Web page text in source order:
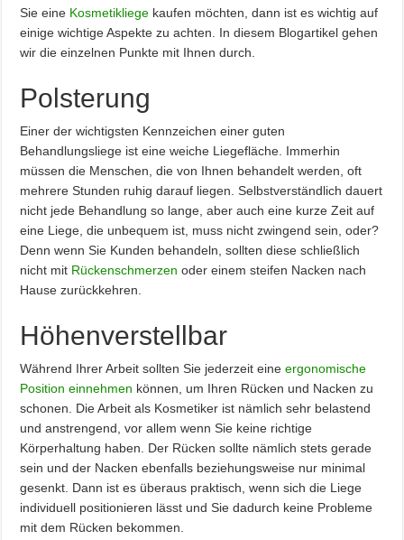
Sie eine Kosmetikliege kaufen möchten, dann ist es wichtig auf
einige wichtige Aspekte zu achten. In diesem Blogartikel gehen
wir die einzelnen Punkte mit Ihnen durch.
Polsterung
Einer der wichtigsten Kennzeichen einer guten
Behandlungsliege ist eine weiche Liegefläche. Immerhin
müssen die Menschen, die von Ihnen behandelt werden, oft
mehrere Stunden ruhig darauf liegen. Selbstverständlich dauert
nicht jede Behandlung so lange, aber auch eine kurze Zeit auf
eine Liege, die unbequem ist, muss nicht zwingend sein, oder?
Denn wenn Sie Kunden behandeln, sollten diese schließlich
nicht mit Rückenschmerzen oder einem steifen Nacken nach
Hause zurückkehren.
Höhenverstellbar
Während Ihrer Arbeit sollten Sie jederzeit eineergonomische
Position einnehmen können, um Ihren Rücken und Nacken zu
schonen. Die Arbeit als Kosmetiker ist nämlich sehr belastend
und anstrengend, vor allem wenn Sie keine richtige
Körperhaltung haben. Der Rücken sollte nämlich stets gerade
sein und der Nacken ebenfalls beziehungsweise nur minimal
gesenkt. Dann ist es überaus praktisch, wenn sich die Liege
individuell positionieren lässt und Sie dadurch keine Probleme
mit dem Rücken bekommen.